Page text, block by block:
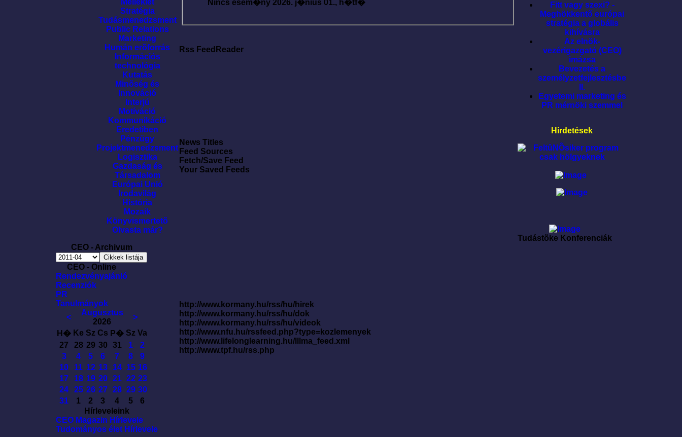
Melléklet
Stratégia
Tudásmenedzsment
Public Relations
Marketing
Humán erõforrás
Információs
technológia
Kutatás
Minõség és
Innováció
Interjú
Motíváció
Kommunikáció
Eredetiben
Pénzügy
Projektmenedzsment
Logisztika
Gazdaság és
Társadalom
Európai Unió
Irodavilág
História
Mozaik
Könyvismertetõ
Olvasta már?
CEO - Archivum
CEO - Online
Rendezvényajánló
Recenziók
PR
Tanulmányok
<
Augusztus
2026
>
H� Ke Sz Cs P� Sz Va
27
28 29 30 31 1
2
3
4 5 6 7 8
9
10
11 12 13 14 15 16
17
18 19 20 21 22 23
24
25 26 27 28 29 30
31
1 2 3 4 5
6
Hírleveleink
CEO Magazin Hírlevele
Tudományos élet Hírlevele
Nincs esem�ny 2026. j�nius 01., h�tf�
Rss FeedReader
News Titles
Feed Sources
Fetch/Save Feed
Your Saved Feeds
http://www.kormany.hu/rss/hu/hirek
http://www.kormany.hu/rss/hu/dok
http://www.kormany.hu/rss/hu/videok
http://www.nfu.hu/rssfeed.php?type=kozlemenyek
http://www.lifelonglearning.hu/lllma_feed.xml
http://www.tpf.hu/rss.php
Fitt vagy szexi? -
Meghökkentõ európai
stratégia a globális
kihívásra
Az elnök-
vezérigazgató (CEO)
imázsa
Bevezetés a
személyzetfejlesztésbe
II.
Egyetemi marketing és
PR mérnöki szemmel
Hirdetések
Tudástõke Konferenciák